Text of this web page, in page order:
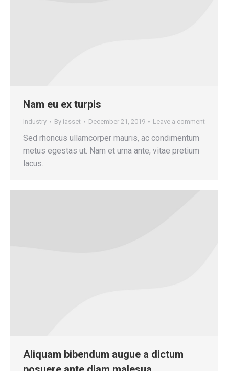
Nam eu ex turpis
Industry By iasset December 21, 2019 Leave a comment
Sed rhoncus ullamcorper mauris, ac condimentum
metus egestas ut. Nam et urna ante, vitae pretium
lacus.
Aliquam bibendum augue a dictum